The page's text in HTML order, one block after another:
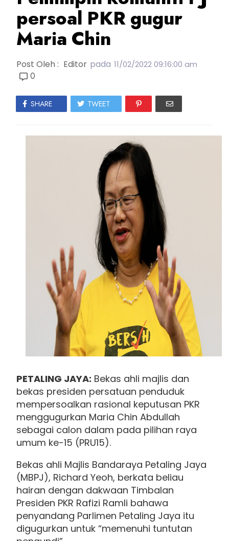
persoal PKR gugur
Maria Chin
Post Oleh : Editor pada 11/02/2022 09:16:00 am
0
SHARE TWEET
PETALING JAYA: Bekas ahli majlis dan
bekas presiden persatuan penduduk
mempersoalkan rasional keputusan PKR
menggugurkan Maria Chin Abdullah
sebagai calon dalam pada pilihan raya
umum ke-15 (PRU15).
Bekas ahli Majlis Bandaraya Petaling Jaya
(MBPJ), Richard Yeoh, berkata beliau
hairan dengan dakwaan Timbalan
Presiden PKR Rafizi Ramli bahawa
penyandang Parlimen Petaling Jaya itu
digugurkan untuk “memenuhi tuntutan